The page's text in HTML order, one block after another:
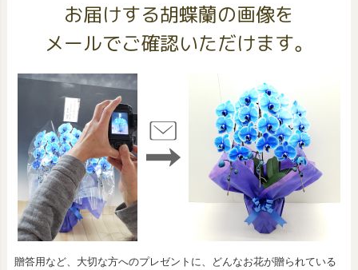
お届けする胡蝶蘭の画像を
メールでご確認いただけます。
贈答用など、大切な方へのプレゼントに、どんなお花が贈られている